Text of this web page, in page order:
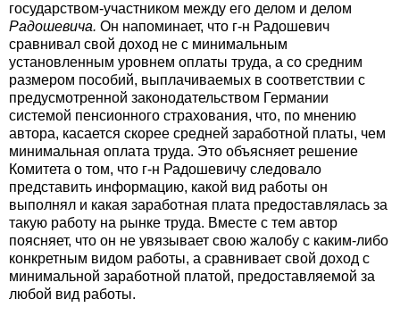
государством-участником между его делом и делом
Радошевича. Он напоминает, что г-н Радошевич
сравнивал свой доход не с минимальным
установленным уровнем оплаты труда, а со средним
размером пособий, выплачиваемых в соответствии с
предусмотренной законодательством Германии
системой пенсионного страхования, что, по мнению
автора, касается скорее средней заработной платы, чем
минимальная оплата труда. Это объясняет решение
Комитета о том, что г-н Радошевичу следовало
представить информацию, какой вид работы он
выполнял и какая заработная плата предоставлялась за
такую работу на рынке труда. Вместе с тем автор
поясняет, что он не увязывает свою жалобу с каким-либо
конкретным видом работы, а сравнивает свой доход с
минимальной заработной платой, предоставляемой за
любой вид работы.